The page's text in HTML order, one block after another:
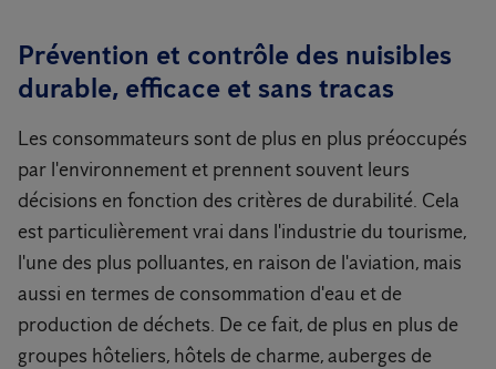
Prévention et contrôle des nuisibles
durable, efficace et sans tracas
Les consommateurs sont de plus en plus préoccupés
par l'environnement et prennent souvent leurs
décisions en fonction des critères de durabilité. Cela
est particulièrement vrai dans l'industrie du tourisme,
l'une des plus polluantes, en raison de l'aviation, mais
aussi en termes de consommation d'eau et de
production de déchets. De ce fait, de plus en plus de
groupes hôteliers, hôtels de charme, auberges de